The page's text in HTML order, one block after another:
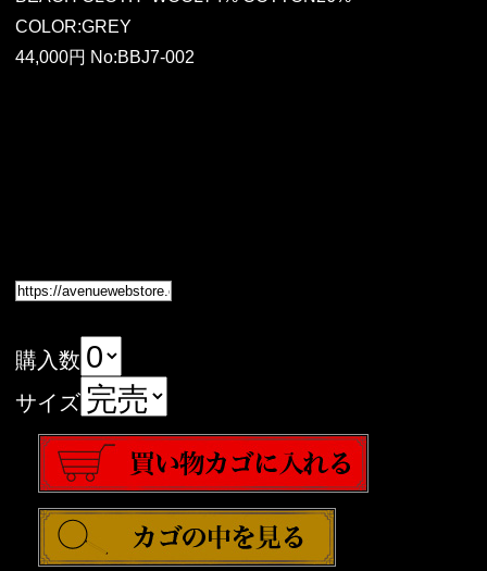
COLOR:GREY
44,000円 No:BBJ7-002
購入数
サイズ